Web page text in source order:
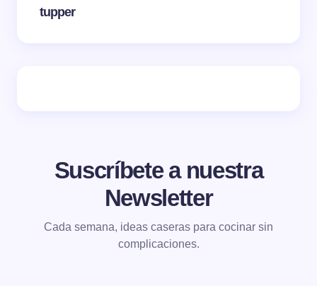
tupper
Suscríbete a nuestra
Newsletter
Cada semana, ideas caseras para cocinar sin
complicaciones.